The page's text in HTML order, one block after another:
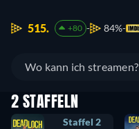
515. +80 84%
Wo kann ich streamen?
2 STAFFELN
Staffel 2